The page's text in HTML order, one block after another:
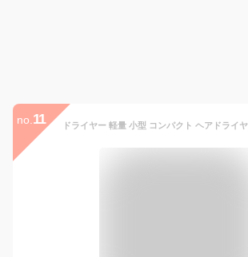
no. 11